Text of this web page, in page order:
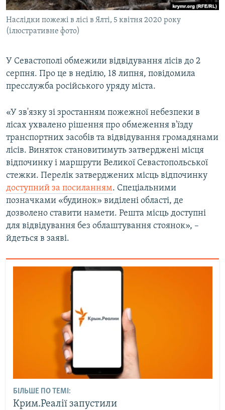
УКРАЇНСЬКА ПРОБЛЕМА КРИМУ
ІНФОГРАФІКА
ДОЛУЧАЙСЯ!
Усі сайти RFE/RL
Наслідки пожежі в лісі в Ялті, 5 квітня 2020 року
(ілюстративне фото)
У Севастополі обмежили відвідування лісів до 2
серпня. Про це в неділю, 18 липня, повідомила
пресслужба російського уряду міста.
«У зв'язку зі зростанням пожежної небезпеки в
лісах ухвалено рішення про обмеження в'їзду
транспортних засобів та відвідування громадянами
лісів. Виняток становитимуть затверджені місця
відпочинку і маршрути Великої Севастопольської
стежки. Перелік затверджених місць відпочинку
доступний за посиланням. Спеціальними
позначками «будинок» виділені області, де
дозволено ставити намети. Решта місць доступні
для відвідування без облаштування стоянок», –
йдеться в заяві.
БІЛЬШЕ ПО ТЕМІ:
Крим.Реалії запустили